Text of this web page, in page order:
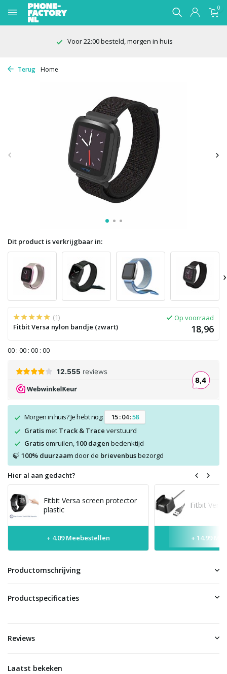
0
Voor 22:00 besteld, morgen in huis
Terug Home
Dit product is verkrijgbaar in:
›
(1)
Fitbit Versa nylon bandje (zwart)
Op voorraad
18,96
00 : 00 : 00 : 00
Morgen in huis? Je hebt nog: 15:04:57
Gratismet Track & Trace verstuurd
Gratisomruilen, 100 dagen bedenktijd
🍃 100% duurzaamdoor de brievenbusbezorgd
Hier al aan gedacht?
Fitbit Versa screen protector
plastic
+ 4.09 Meebestellen
Fitbit
+ 14.99
Productomschrijving
Productspecificaties
Reviews
Laatst bekeken